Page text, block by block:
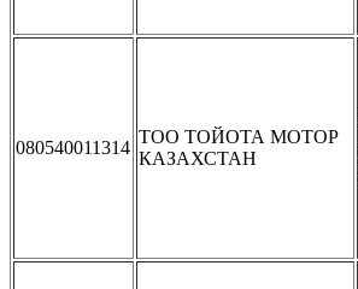
080540011314
ТОО ТОЙОТА МОТОР
КАЗАХСТАН